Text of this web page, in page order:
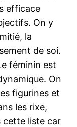
efficace
On y
la
de soi.
féminin est
On
figurines et
les rixe,
cette liste car